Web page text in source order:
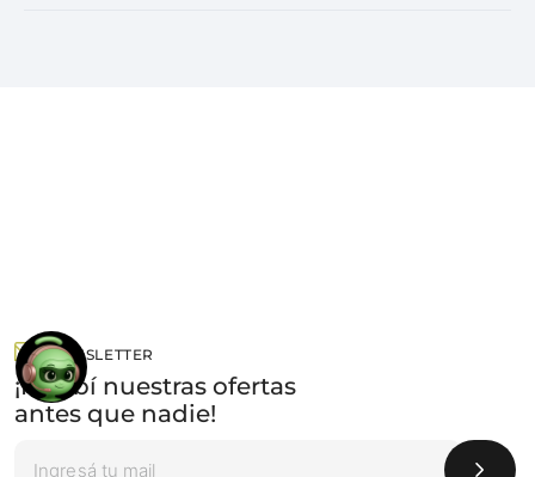
NEWSLETTER
¡Recibí nuestras ofertas
antes que nadie!